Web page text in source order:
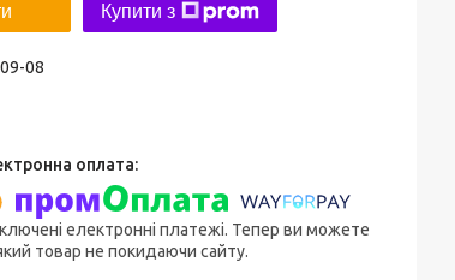
Купити з
08
електронні платежі. Тепер ви можете
товар не покидаючи сайту.